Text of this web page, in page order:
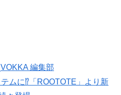
VOKKA 編集部